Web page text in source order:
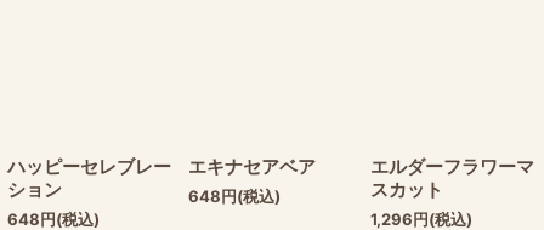
ハッピーセレブレー
ション
648円(税込)
エキナセアベア
648円(税込)
エルダーフラワーマ
スカット
1,296円(税込)